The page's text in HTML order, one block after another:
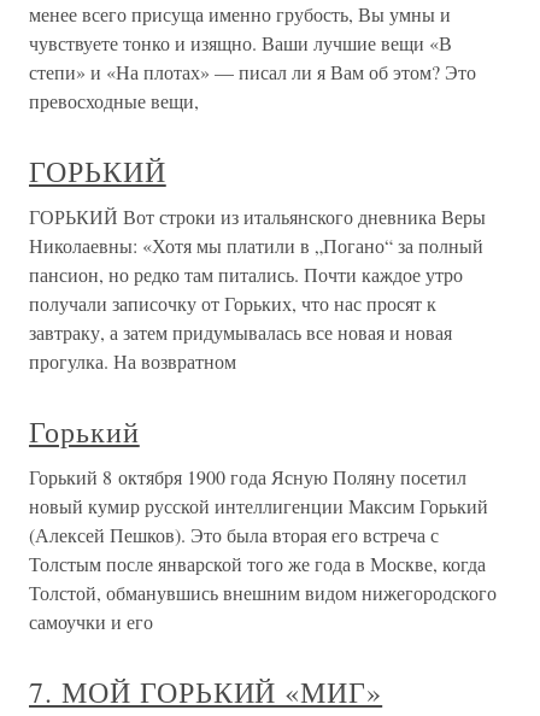
менее всего присуща именно грубость, Вы умны и
чувствуете тонко и изящно. Ваши лучшие вещи «В
степи» и «На плотах» — писал ли я Вам об этом? Это
превосходные вещи,
ГОРЬКИЙ
ГОРЬКИЙ Вот строки из итальянского дневника Веры
Николаевны: «Хотя мы платили в „Погано“ за полный
пансион, но редко там питались. Почти каждое утро
получали записочку от Горьких, что нас просят к
завтраку, а затем придумывалась все новая и новая
прогулка. На возвратном
Горький
Горький 8 октября 1900 года Ясную Поляну посетил
новый кумир русской интеллигенции Максим Горький
(Алексей Пешков). Это была вторая его встреча с
Толстым после январской того же года в Москве, когда
Толстой, обманувшись внешним видом нижегородского
самоучки и его
7. МОЙ ГОРЬКИЙ «МИГ»